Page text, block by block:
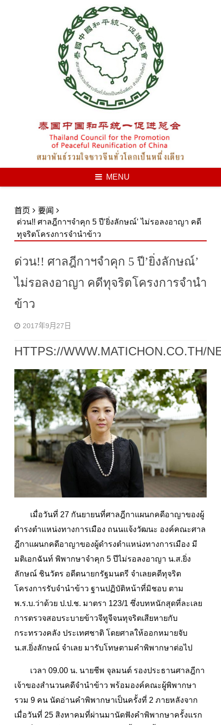
MENU
首页
要闻
ด่วน!! ศาลฎีกาฯจำคุก 5 ปี’ยิ่งลักษณ์’ ไม่รอลงอาญา คดี
ทุจริตโครงการจำนำข้าว
ด่วน!! ศาลฎีกาฯจำคุก 5 ปี’ยิ่งลักษณ์’
ไม่รอลงอาญา คดีทุจริตโครงการจำนำ
ข้าว
2017年9月27日
HTTPS://WWW.MATICHON.CO.TH/
เมื่อวันที่ 27 กันยายนที่ศาลฎีกาแผนกคดีอาญาของผู้
ดำรงตำแหน่งทางการเมือง ถนนแจ้งวัฒนะ องค์คณะศาล
ฎีกาแผนกคดีอาญาของผู้ดำรงตำแหน่งทางการเมือง มี
มติเอกฉันท์ พิพากษาจำคุก 5 ปีไม่รอลงอาญา น.ส.ยิ่ง
ลักษณ์ ชินวัตร อดีตนายกรัฐมนตรี จำเลยคดีทุจริต
โครงการรับจำนำข้าว ฐานปฏิบัติหน้าที่มิชอบ ตาม
พ.ร.บ.ว่าด้วย ป.ป.ช. มาตรา 123/1 ซึ่งบทหนักสุดที่ละเลย
การตรวจสอบระบายข้าวจีทูจีจนทุจริตเสียหายกับ
กระทรวงคลัง ประเทศชาติ โดยศาลให้ออกหมายจับ
น.ส.ยิ่งลักษณ์ จำเลย มารับโทษตามคำพิพากษาต่อไป
เวลา 09.00 น. นายชีพ จุลมนต์ รองประธานศาลฎีกา
เจ้าของสำนวนคดีจำนำข้าว พร้อมองค์คณะผู้พิพากษา
รวม 9 คน นัดอ่านคำพิพากษาเป็นครั้งที่ 2 ภายหลังจาก
เมื่อวันที่ 25 สิงหาคมที่ผ่านมานัดฟังคำพิพากษาครั้งแรก